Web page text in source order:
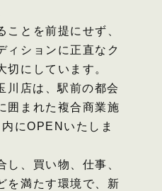
ことを前提にせず、
ィションに正直なク
切にしています。​
川店は、駅前の都会
囲まれた複合商業施
にOPENいたしま
し、買い物、仕事、
を満たす環境で、新